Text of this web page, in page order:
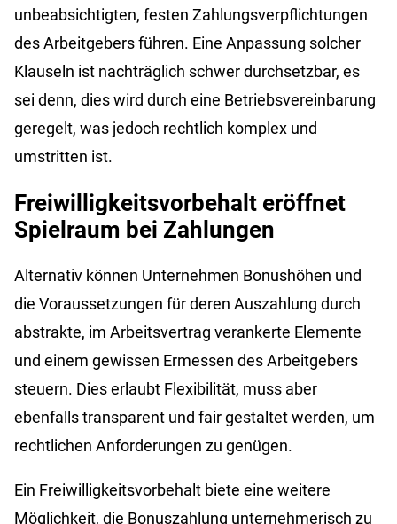
unbeabsichtigten, festen Zahlungsverpflichtungen
des Arbeitgebers führen. Eine Anpassung solcher
Klauseln ist nachträglich schwer durchsetzbar, es
sei denn, dies wird durch eine Betriebsvereinbarung
geregelt, was jedoch rechtlich komplex und
umstritten ist.
Freiwilligkeitsvorbehalt eröffnet
Spielraum bei Zahlungen
Alternativ können Unternehmen Bonushöhen und
die Voraussetzungen für deren Auszahlung durch
abstrakte, im Arbeitsvertrag verankerte Elemente
und einem gewissen Ermessen des Arbeitgebers
steuern. Dies erlaubt Flexibilität, muss aber
ebenfalls transparent und fair gestaltet werden, um
rechtlichen Anforderungen zu genügen.
Ein Freiwilligkeitsvorbehalt biete eine weitere
Möglichkeit, die Bonuszahlung unternehmerisch zu